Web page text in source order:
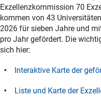
Exzellenzkommission 70
kommen von 43
2026 für sieben Jahre und
pro Jahr gefördert. Die
sich hier:
Interaktive Karte der
Liste und Karte der